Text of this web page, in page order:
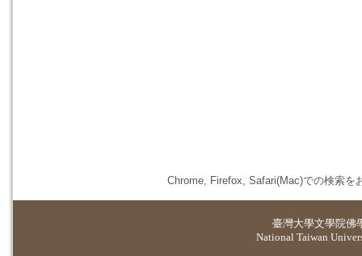
Chrome, Firefox, Safari(Mac)での検索を
臺灣大學文學院佛
National Taiwan